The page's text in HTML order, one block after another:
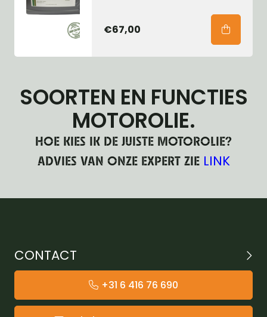
€67,00
SOORTEN EN FUNCTIES
MOTOROLIE.
HOE KIES IK DE JUISTE MOTOROLIE?
ADVIES VAN ONZE EXPERT ZIE LINK
CONTACT
+31 6 416 76 690